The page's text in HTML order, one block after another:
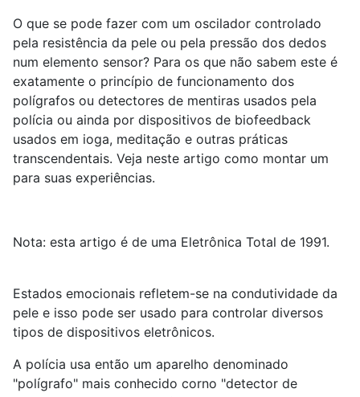
O que se pode fazer com um oscilador controlado
pela resistência da pele ou pela pressão dos dedos
num elemento sensor? Para os que não sabem este é
exatamente o princípio de funcionamento dos
polígrafos ou detectores de mentiras usados pela
polícia ou ainda por dispositivos de biofeedback
usados em ioga, meditação e outras práticas
transcendentais. Veja neste artigo como montar um
para suas experiências.
Nota: esta artigo é de uma Eletrônica Total de 1991.
Estados emocionais refletem-se na condutividade da
pele e isso pode ser usado para controlar diversos
tipos de dispositivos eletrônicos.
A polícia usa então um aparelho denominado
"polígrafo" mais conhecido corno "detector de